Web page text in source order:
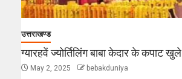
उत्तराखण्ड
ग्यारहवें ज्योर्तिलिंग बाबा केदार के कपाट खुले
May 2, 2025 bebakduniya